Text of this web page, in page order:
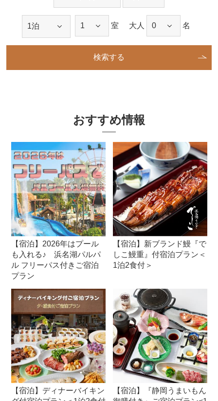
室 大人 名
検索する
おすすめ情報
【宿泊】2026年はプール
も入れる♪ 浜名湖パルパ
ル フリーパス付きご宿泊
プラン
【宿泊】新ブランド鰻『で
しこ鰻重』付宿泊プラン＜
1泊2食付＞
【宿泊】ディナーバイキン
【宿泊】『静岡うまいもん